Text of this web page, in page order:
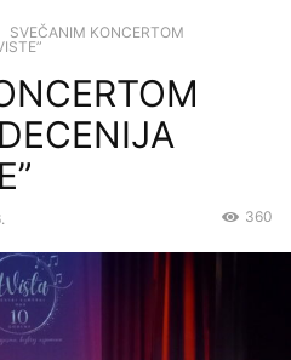
SVEČANIM KONCERTOM
360